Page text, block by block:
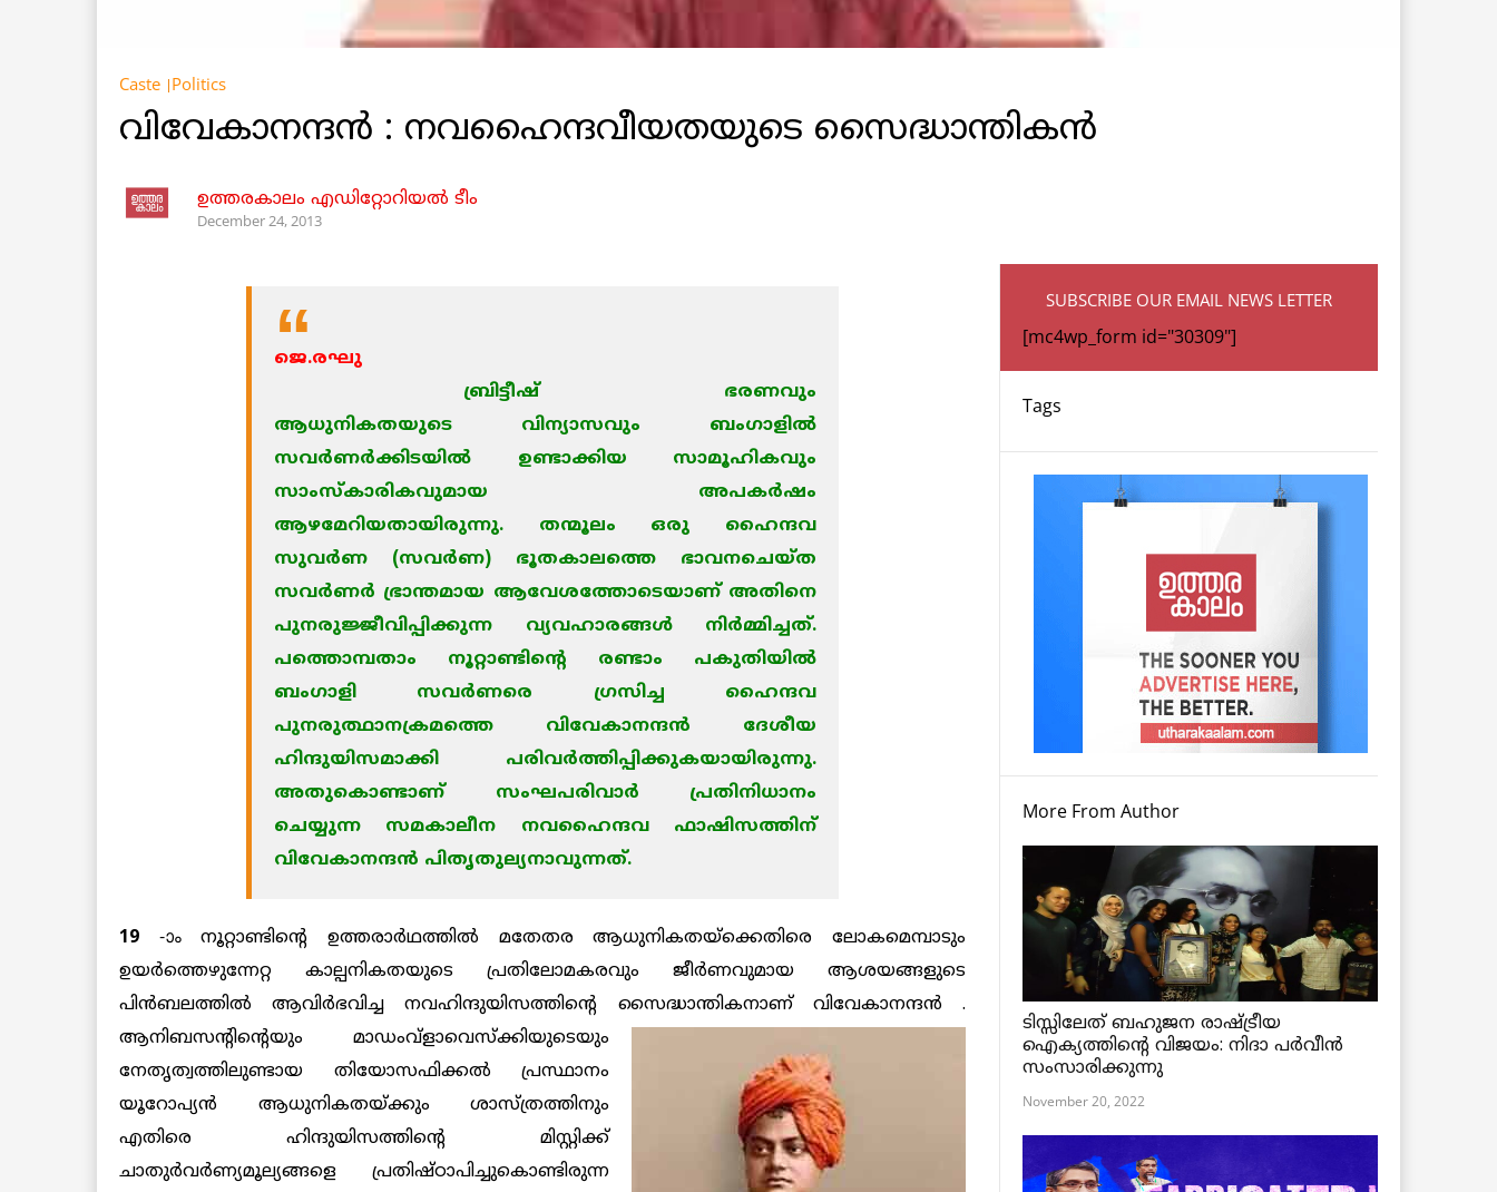
Caste Politics
വിവേകാനന്ദന്‍ : നവഹൈന്ദവീയതയുടെ സൈദ്ധാന്തികന്‍
ഉത്തരകാലം എഡിറ്റോറിയല്‍ ടീം
December 24, 2013
ജെ.രഘു
ബ്രിട്ടീഷ് ഭരണവും
ആധുനികതയുടെ വിന്യാസവും ബംഗാളില്‍
സവര്‍ണര്‍ക്കിടയില്‍ ഉണ്ടാക്കിയ സാമൂഹികവും
സാംസ്‌കാരികവുമായ അപകര്‍ഷം
ആഴമേറിയതായിരുന്നു. തന്മൂലം ഒരു ഹൈന്ദവ
സുവര്‍ണ (സവര്‍ണ) ഭൂതകാലത്തെ ഭാവനചെയ്ത
സവര്‍ണര്‍ ഭ്രാന്തമായ ആവേശത്തോടെയാണ് അതിനെ
പുനരുജ്ജീവിപ്പിക്കുന്ന വ്യവഹാരങ്ങള്‍ നിര്‍മ്മിച്ചത്.
പത്തൊമ്പതാം നൂറ്റാണ്ടിന്റെ രണ്ടാം പകുതിയില്‍
ബംഗാളി സവര്‍ണരെ ഗ്രസിച്ച ഹൈന്ദവ
പുനരുത്ഥാനക്രമത്തെ വിവേകാനന്ദന്‍ ദേശീയ
ഹിന്ദുയിസമാക്കി പരിവര്‍ത്തിപ്പിക്കുകയായിരുന്നു.
അതുകൊണ്ടാണ് സംഘപരിവാര്‍ പ്രതിനിധാനം
ചെയ്യുന്ന സമകാലീന നവഹൈന്ദവ ഫാഷിസത്തിന്
വിവേകാനന്ദന്‍ പിതൃതുല്യനാവുന്നത്.
19 -ാം നൂറ്റാണ്ടിന്റെ ഉത്തരാര്‍ഥത്തില്‍ മതേതര ആധുനികതയ്‌ക്കെതിരെ ലോകമെമ്പാടും
ഉയര്‍ത്തെഴുന്നേറ്റ കാല്പനികതയുടെ പ്രതിലോമകരവും ജീര്‍ണവുമായ ആശയങ്ങളുടെ
പിന്‍ബലത്തില്‍ ആവിര്‍ഭവിച്ച നവഹിന്ദുയിസത്തിന്റെ സൈദ്ധാന്തികനാണ് വിവേകാനന്ദന്‍ .
ആനിബസന്റിന്റെയും മാഡംവ്‌ളാവെസ്‌ക്കിയുടെയും
നേതൃത്വത്തിലുണ്ടായ തിയോസഫിക്കല്‍ പ്രസ്ഥാനം
യൂറോപ്യന്‍ ആധുനികതയ്ക്കും ശാസ്ത്രത്തിനും
എതിരെ ഹിന്ദുയിസത്തിന്റെ മിസ്റ്റിക്ക്
ചാതുര്‍വര്‍ണ്യമൂല്യങ്ങളെ പ്രതിഷ്ഠാപിച്ചുകൊണ്ടിരുന്ന
SUBSCRIBE OUR EMAIL NEWS LETTER
[mc4wp_form id="30309"]
Tags
More From Author
ടിസ്സിലേത് ബഹുജന രാഷ്ട്രീയ
ഐക്യത്തിന്റെ വിജയം: നിദാ പർവീൻ
സംസാരിക്കുന്നു
November 20, 2022